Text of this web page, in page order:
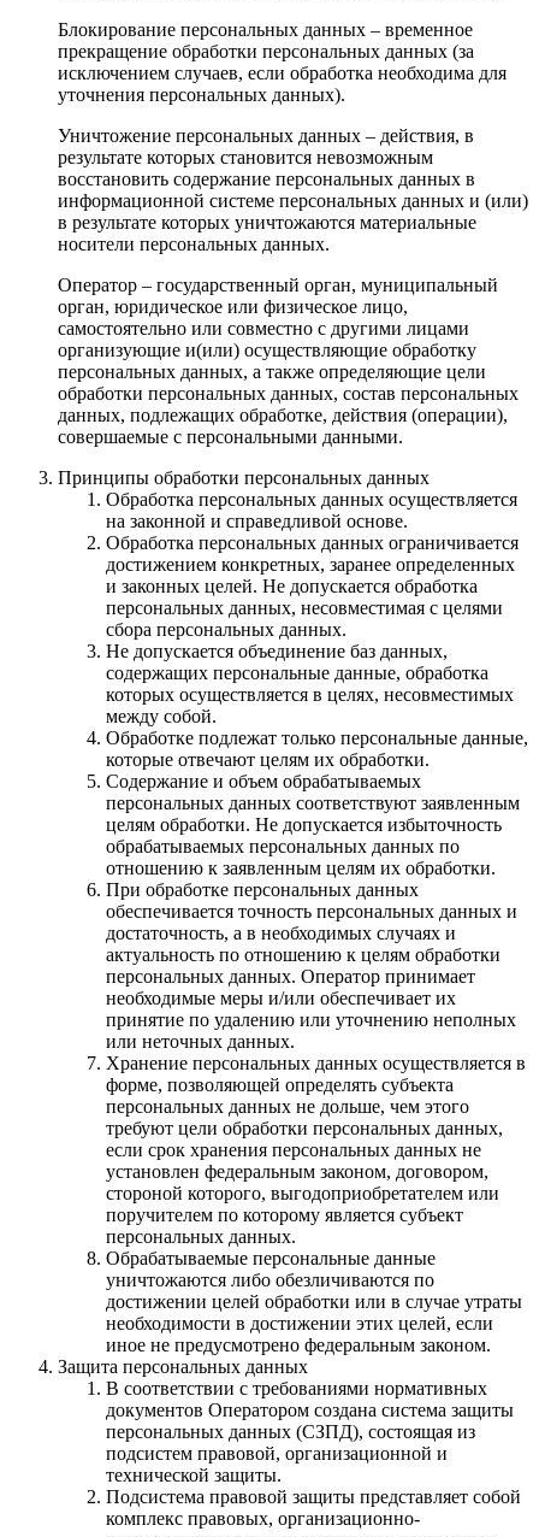
Блокирование персональных данных – временное
прекращение обработки персональных данных (за
исключением случаев, если обработка необходима для
уточнения персональных данных).
Уничтожение персональных данных – действия, в
результате которых становится невозможным
восстановить содержание персональных данных в
информационной системе персональных данных и (или)
в результате которых уничтожаются материальные
носители персональных данных.
Оператор – государственный орган, муниципальный
орган, юридическое или физическое лицо,
самостоятельно или совместно с другими лицами
организующие и(или) осуществляющие обработку
персональных данных, а также определяющие цели
обработки персональных данных, состав персональных
данных, подлежащих обработке, действия (операции),
совершаемые с персональными данными.
Принципы обработки персональных данных
Обработка персональных данных осуществляется
на законной и справедливой основе.
Обработка персональных данных ограничивается
достижением конкретных, заранее определенных
и законных целей. Не допускается обработка
персональных данных, несовместимая с целями
сбора персональных данных.
Не допускается объединение баз данных,
содержащих персональные данные, обработка
которых осуществляется в целях, несовместимых
между собой.
Обработке подлежат только персональные данные,
которые отвечают целям их обработки.
Содержание и объем обрабатываемых
персональных данных соответствуют заявленным
целям обработки. Не допускается избыточность
обрабатываемых персональных данных по
отношению к заявленным целям их обработки.
При обработке персональных данных
обеспечивается точность персональных данных и
достаточность, а в необходимых случаях и
актуальность по отношению к целям обработки
персональных данных. Оператор принимает
необходимые меры и/или обеспечивает их
принятие по удалению или уточнению неполных
или неточных данных.
Хранение персональных данных осуществляется в
форме, позволяющей определять субъекта
персональных данных не дольше, чем этого
требуют цели обработки персональных данных,
если срок хранения персональных данных не
установлен федеральным законом, договором,
стороной которого, выгодоприобретателем или
поручителем по которому является субъект
персональных данных.
Обрабатываемые персональные данные
уничтожаются либо обезличиваются по
достижении целей обработки или в случае утраты
необходимости в достижении этих целей, если
иное не предусмотрено федеральным законом.
Защита персональных данных
В соответствии с требованиями нормативных
документов Оператором создана система защиты
персональных данных (СЗПД), состоящая из
подсистем правовой, организационной и
технической защиты.
Подсистема правовой защиты представляет собой
комплекс правовых, организационно-